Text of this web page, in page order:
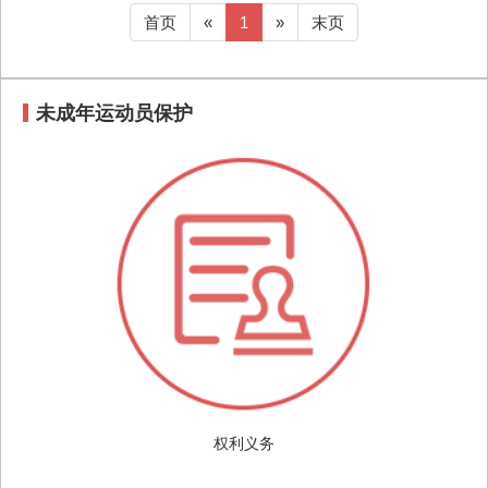
首页 « 1 » 末页
未成年运动员保护
权利义务